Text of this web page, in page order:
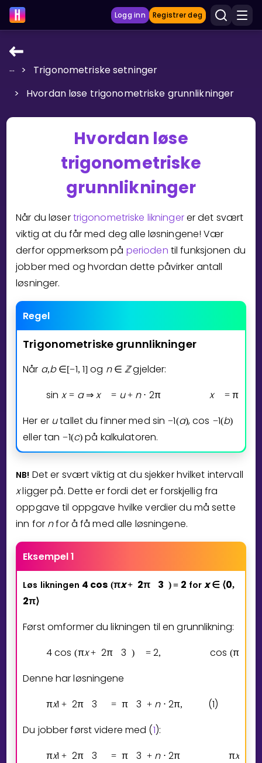
Logg inn Registrer deg
LÆRINGSVERKTØY
Læreplan
Gangetabellen
Junior Matte
Vis mer
Velg læreplan
Logg inn
... >
Trigonometriske setninger
>
Hvordan løse trigonometriske grunnlikninger
Hvordan løse
trigonometriske
grunnlikninger
Når du løsertrigonometriske likningerer det svært
viktig at du får med deg alle løsningene! Vær
derfor oppmerksom på perioden til funksjonen du
jobber med og hvordan dette påvirker antall
løsninger.
Regel
Trigonometriske grunnlikninger
Når a,b ∈[−1, 1] og n ∈ ℤgjelder:
sin x = a ⇒ x = u + n ⋅ 2π x = π
Her er utallet du finner med sin −1(a),cos −1(b)
ellertan −1(c) på kalkulatoren.
NB! Det er svært viktig at du sjekker hvilket intervall
xligger på. Dette er fordi det er forskjellig fra
oppgave til oppgave hvilke verdier du må sette
inn for nfor å få med alle løsningene.
Eksempel 1
Løs likningen 4 cos (πx+ 2π 3 ) = 2 for x ∈⟨0,
2π⟩
Først omformer du likningen til en grunnlikning:
4cos (πx + 2π 3 ) = 2, cos (π
Denne har løsningene
πx1 + 2π 3 = π 3 + n ⋅ 2π, (1)
Du jobber først videre med (1):
πx1 + 2π 3 = π 3 + n ⋅ 2π πx